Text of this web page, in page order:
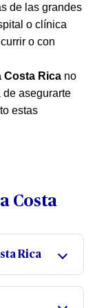
de las grandes
o clínica
o con
Costa Rica no
asegurarte
estas
Costa
Rica
que
el ingreso